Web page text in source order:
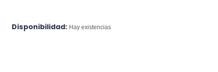
Disponibilidad: Hay existencias